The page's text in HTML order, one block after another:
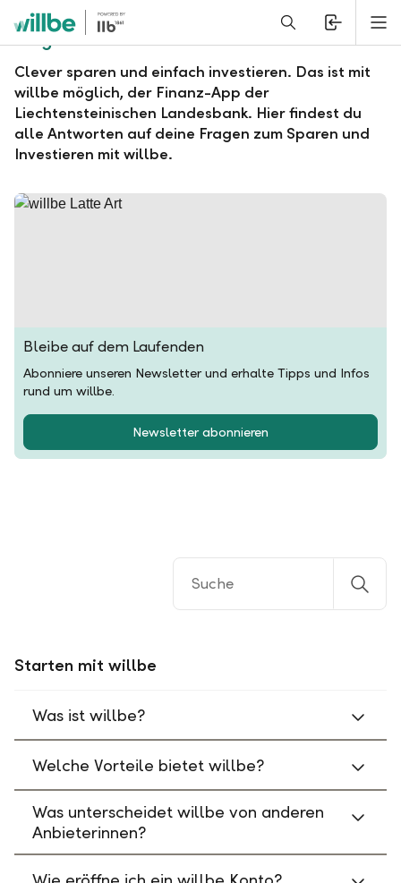
Alerts.Headline
Fragen und Antworten zu willbe
Clever sparen und einfach investieren. Das ist mit
willbe möglich, der Finanz-App der
Liechtensteinischen Landesbank. Hier findest du
alle Antworten auf deine Fragen zum Sparen und
Investieren mit willbe.
Bleibe auf dem Laufenden
Abonniere unseren Newsletter und erhalte Tipps und Infos
rund um willbe.
Newsletter abonnieren
Starten mit willbe
Was ist willbe?
Welche Vorteile bietet willbe?
Was unterscheidet willbe von anderen
Anbieterinnen?